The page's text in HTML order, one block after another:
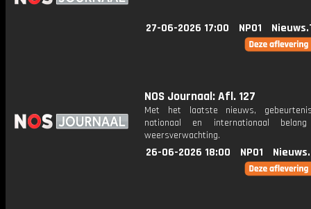
27-06-2026 17:00 NPO1
NOS Journaal: Afl. 127
Met het laatste nieuws,
nationaal en internationaal
weersverwachting.
26-06-2026 18:00 NPO1